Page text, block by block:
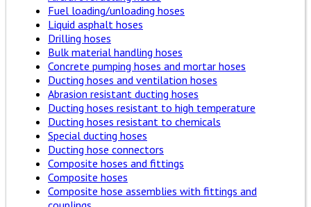
Fuel loading/unloading hoses
Liquid asphalt hoses
Drilling hoses
Bulk material handling hoses
Concrete pumping hoses and mortar hoses
Ducting hoses and ventilation hoses
Abrasion resistant ducting hoses
Ducting hoses resistant to high temperature
Ducting hoses resistant to chemicals
Special ducting hoses
Ducting hose connectors
Composite hoses and fittings
Composite hoses
Composite hose assemblies with fittings and